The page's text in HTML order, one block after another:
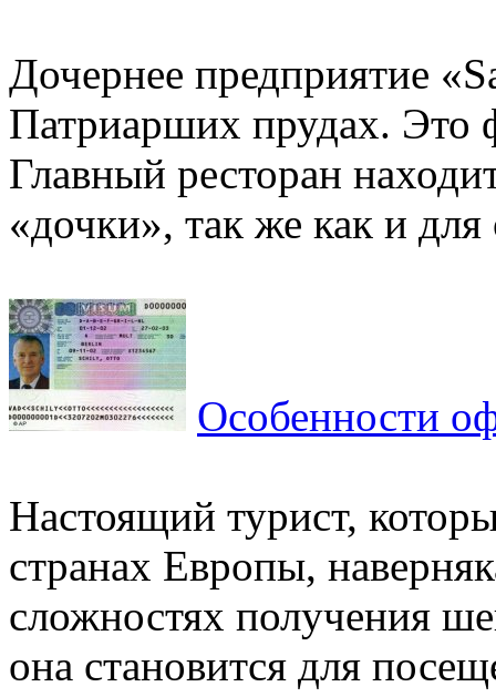
Дочернее предприятие
Патриарших прудах. Это
Главный ресторан
«дочки», так же как и
Особенности
Настоящий турист,
странах Европы,
сложностях получения
она становится для